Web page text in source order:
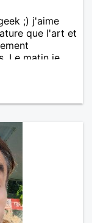
;) j'aime
que l'art et
Le matin je
je suis
reconversion!).